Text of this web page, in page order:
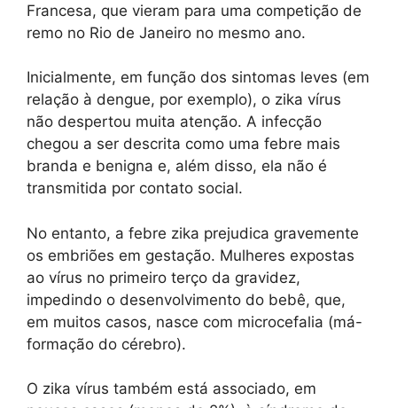
Francesa, que vieram para uma competição de
remo no Rio de Janeiro no mesmo ano.
Inicialmente, em função dos sintomas leves (em
relação à dengue, por exemplo), o zika vírus
não despertou muita atenção. A infecção
chegou a ser descrita como uma febre mais
branda e benigna e, além disso, ela não é
transmitida por contato social.
No entanto, a febre zika prejudica gravemente
os embriões em gestação. Mulheres expostas
ao vírus no primeiro terço da gravidez,
impedindo o desenvolvimento do bebê, que,
em muitos casos, nasce com microcefalia (má-
formação do cérebro).
O zika vírus também está associado, em